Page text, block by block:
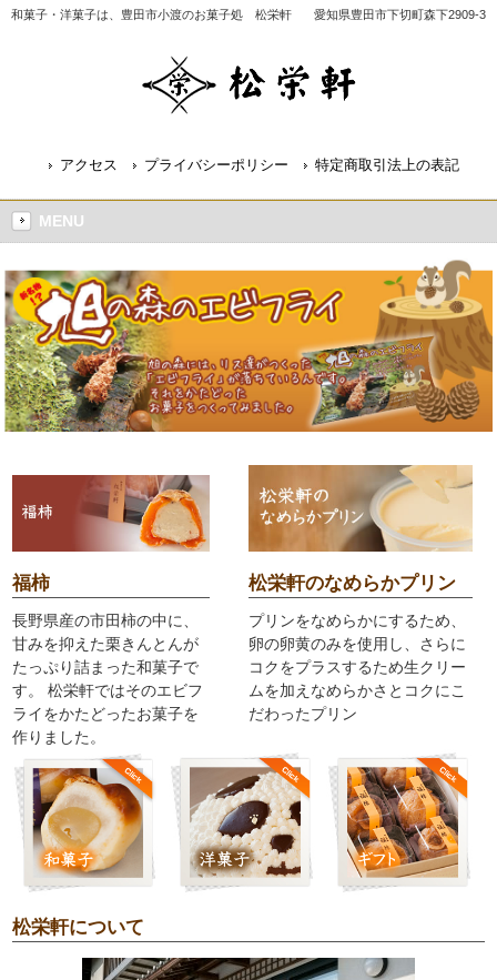
和菓子・洋菓子は、豊田市小渡のお菓子処 松栄軒 愛知県豊田市下切町森下2909-3
アクセス プライバシーポリシー 特定商取引法上の表記
MENU
福柿
長野県産の市田柿の中に、
甘みを抑えた栗きんとんが
たっぷり詰まった和菓子で
す。 松栄軒ではそのエビフ
ライをかたどったお菓子を
作りました。
松栄軒のなめらかプリン
プリンをなめらかにするため、
卵の卵黄のみを使用し、さらに
コクをプラスするため生クリー
ムを加えなめらかさとコクにこ
だわったプリン
松栄軒について